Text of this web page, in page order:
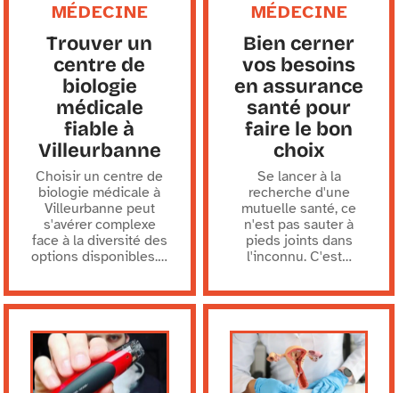
MÉDECINE
Trouver un
centre de
biologie
médicale
fiable à
Villeurbanne
Choisir un centre de
biologie médicale à
Villeurbanne peut
s'avérer complexe
face à la diversité des
options disponibles.…
MÉDECINE
Bien cerner
vos besoins
en assurance
santé pour
faire le bon
choix
Se lancer à la
recherche d'une
mutuelle santé, ce
n'est pas sauter à
pieds joints dans
l'inconnu. C'est…